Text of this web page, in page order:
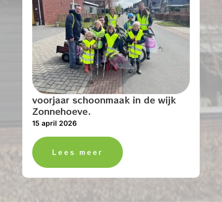
voorjaar schoonmaak in de wijk
Zonnehoeve.
15 april 2026
Lees meer